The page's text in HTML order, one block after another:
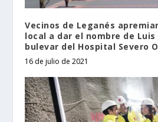
Vecinos de Leganés
local a dar el nombre de
bulevar del Hospital Severo
16 de julio de 2021